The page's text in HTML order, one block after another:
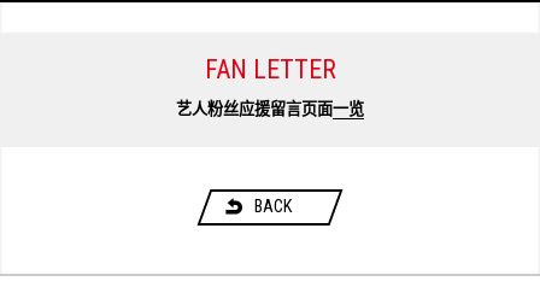
FAN LETTER
艺人粉丝应援留言页面一览
BACK